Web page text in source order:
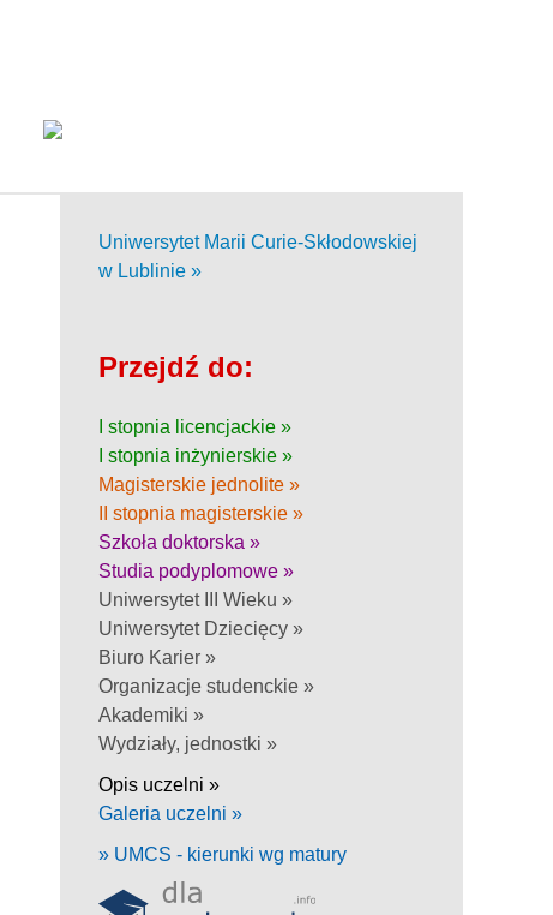
Uniwersytet Marii Curie-Skłodowskiej
w Lublinie »
Przejdź do:
I stopnia licencjackie »
I stopnia inżynierskie »
Magisterskie jednolite »
II stopnia magisterskie »
Szkoła doktorska »
Studia podyplomowe »
Uniwersytet III Wieku »
Uniwersytet Dziecięcy »
Biuro Karier »
Organizacje studenckie »
Akademiki »
Wydziały, jednostki »
Opis uczelni »
Galeria uczelni »
» UMCS - kierunki wg matury